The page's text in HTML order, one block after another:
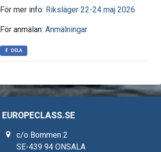
För mer info: Riksläger 22-24 maj 2026
För anmälan: Anmälningar
DELA
EUROPECLASS.SE
c/o Bommen 2
SE-439 94 ONSALA